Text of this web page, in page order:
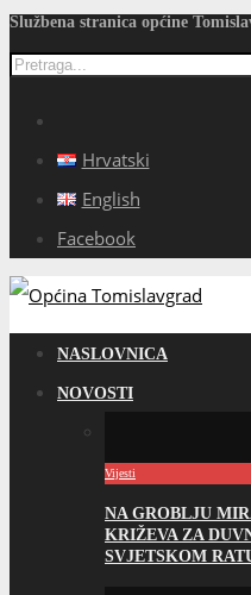
Službena stranica općine
Hrvatski
English
Facebook
NASLOVNICA
NOVOSTI
Vijesti
NA GROBLJU
KRIŽEVA ZA
SVJETSKOM